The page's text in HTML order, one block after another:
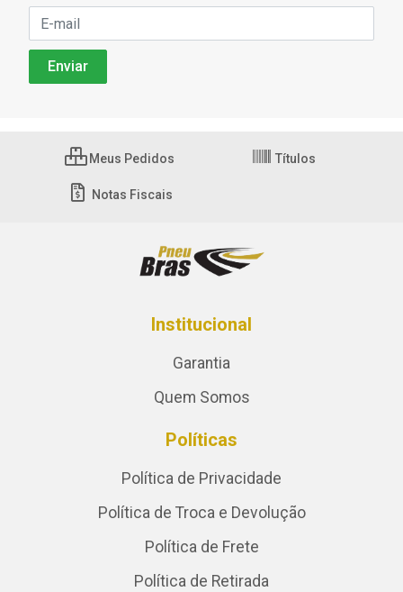
Meus Pedidos Títulos
Notas Fiscais
Institucional
Garantia
Quem Somos
Políticas
Política de Privacidade
Política de Troca e Devolução
Política de Frete
Política de Retirada